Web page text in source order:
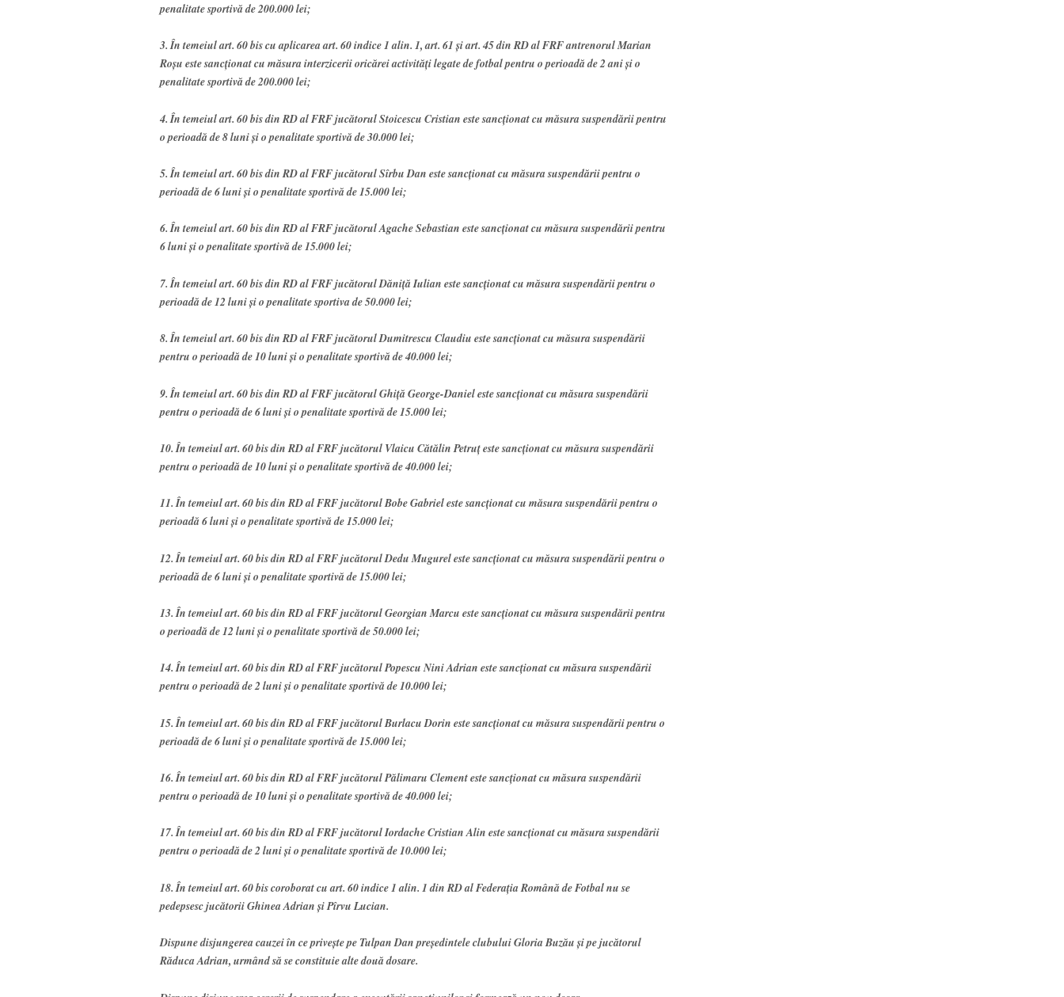
penalitate sportivă de 200.000 lei;
3. În temeiul art. 60 bis cu aplicarea art. 60 indice 1 alin. 1, art. 61 şi art. 45 din RD al FRF antrenorul Marian
Roşu este sancţionat cu măsura interzicerii oricărei activităţi legate de fotbal pentru o perioadă de 2 ani şi o
penalitate sportivă de 200.000 lei;
4. În temeiul art. 60 bis din RD al FRF jucătorul Stoicescu Cristian este sancţionat cu măsura suspendării pentru
o perioadă de 8 luni şi o penalitate sportivă de 30.000 lei;
5. În temeiul art. 60 bis din RD al FRF jucătorul Sîrbu Dan este sancţionat cu măsura suspendării pentru o
perioadă de 6 luni şi o penalitate sportivă de 15.000 lei;
6. În temeiul art. 60 bis din RD al FRF jucătorul Agache Sebastian este sancţionat cu măsura suspendării pentru
6 luni şi o penalitate sportivă de 15.000 lei;
7. În temeiul art. 60 bis din RD al FRF jucătorul Dăniţă Iulian este sancţionat cu măsura suspendării pentru o
perioadă de 12 luni şi o penalitate sportiva de 50.000 lei;
8. În temeiul art. 60 bis din RD al FRF jucătorul Dumitrescu Claudiu este sancţionat cu măsura suspendării
pentru o perioadă de 10 luni şi o penalitate sportivă de 40.000 lei;
9. În temeiul art. 60 bis din RD al FRF jucătorul Ghiţă George-Daniel este sancţionat cu măsura suspendării
pentru o perioadă de 6 luni şi o penalitate sportivă de 15.000 lei;
10. În temeiul art. 60 bis din RD al FRF jucătorul Vlaicu Cătălin Petruţ este sancţionat cu măsura suspendării
pentru o perioadă de 10 luni şi o penalitate sportivă de 40.000 lei;
11. În temeiul art. 60 bis din RD al FRF jucătorul Bobe Gabriel este sancţionat cu măsura suspendării pentru o
perioadă 6 luni şi o penalitate sportivă de 15.000 lei;
12. În temeiul art. 60 bis din RD al FRF jucătorul Dedu Mugurel este sancţionat cu măsura suspendării pentru o
perioadă de 6 luni şi o penalitate sportivă de 15.000 lei;
13. În temeiul art. 60 bis din RD al FRF jucătorul Georgian Marcu este sancţionat cu măsura suspendării pentru
o perioadă de 12 luni şi o penalitate sportivă de 50.000 lei;
14. În temeiul art. 60 bis din RD al FRF jucătorul Popescu Nini Adrian este sancţionat cu măsura suspendării
pentru o perioadă de 2 luni şi o penalitate sportivă de 10.000 lei;
15. În temeiul art. 60 bis din RD al FRF jucătorul Burlacu Dorin este sancţionat cu măsura suspendării pentru o
perioadă de 6 luni şi o penalitate sportivă de 15.000 lei;
16. În temeiul art. 60 bis din RD al FRF jucătorul Pălimaru Clement este sancţionat cu măsura suspendării
pentru o perioadă de 10 luni şi o penalitate sportivă de 40.000 lei;
17. În temeiul art. 60 bis din RD al FRF jucătorul Iordache Cristian Alin este sancţionat cu măsura suspendării
pentru o perioadă de 2 luni şi o penalitate sportivă de 10.000 lei;
18. În temeiul art. 60 bis coroborat cu art. 60 indice 1 alin. 1 din RD al Federaţia Română de Fotbal nu se
pedepsesc jucătorii Ghinea Adrian şi Pîrvu Lucian.
Dispune disjungerea cauzei în ce priveşte pe Tulpan Dan preşedintele clubului Gloria Buzău şi pe jucătorul
Răduca Adrian, urmând să se constituie alte două dosare.